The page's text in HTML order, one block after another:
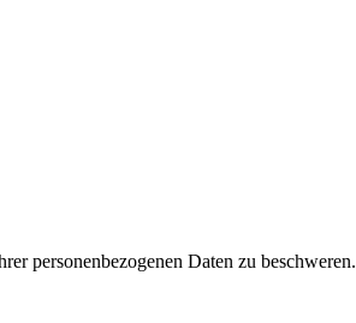
personenbezogenen Daten zu beschweren.